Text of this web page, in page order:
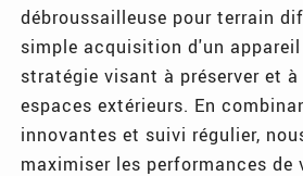
débroussailleuse pour terrain
simple acquisition d'un
stratégie visant à préserver et
espaces extérieurs. En
innovantes et suivi régulier,
maximiser les performances